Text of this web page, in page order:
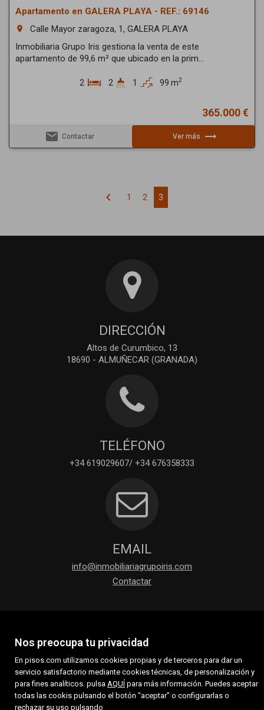
Nos preocupa tu privacidad
En pisos.com utilizamos cookies propias y de terceros para dar un
servicio satisfactorio mediante cookies técnicas, de personalización y
para fines analíticos. pulsa AQUÍ para más información. Puedes aceptar
todas las cookis pulsando el botón "aceptar" o configurarlas o
rechazar su uso pulsando
Apartamento en GALERA PLAYA - REF.: 69146
room
Calle Mayor zaragoza, 1, GALERA PLAYA
Inmobiliaria Grupo Iris gestiona la venta de este
apartamento de 99,6 m² que ubicado en la prim...
2 2 1 99 m2
365.000 €
email Contactar Ver más trending_flat
chevron_left 1 2 3
DIRECCIÓN
Altos de Curumbico, 13
18690 - ALMUÑECAR (GRANADA)
TELÉFONO
+34 619029607/ +34 676358333
EMAIL
info@inmobiliariagrupoiris.com
Contactar